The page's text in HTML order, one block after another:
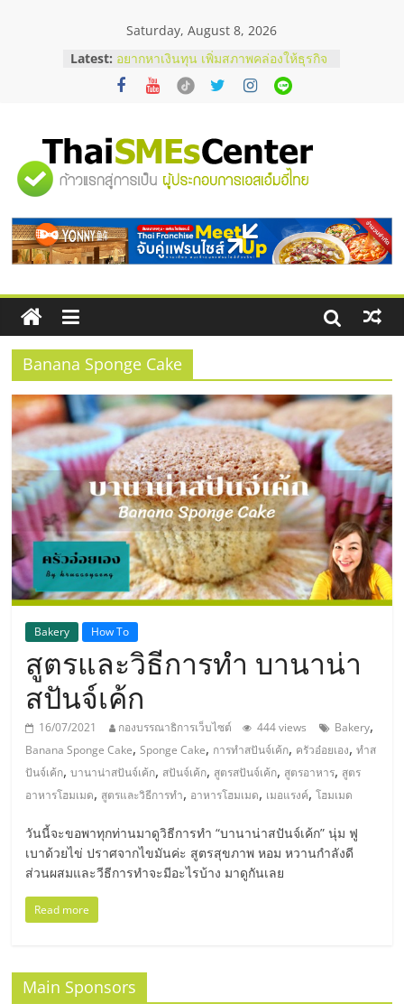
Saturday, August 8, 2026
Latest: อยากหาเงินทุน เพิ่มสภาพคล่องให้ธุรกิจ
เริ่มยังไงให้ผ่านฉลุย
สัมมนาออนไลน์ โอกาสบริหารสถานี
ThaiFranchise Meet Up จับคู่แฟรน
ไชส์ ครั้งที่ 8
ร้านเครื่องเสียงคุณภาพสูง พร้อม
บริษัท Cybersecurity ในไทยที่ไหนดี?
วิธีเลือกผู้ให้บริการให้คุ้มค่าและตอบ
โจทย์ธุรกิจ
"ศูนย์
รวม
ข้อมูล
ธุรกิจ
SME
แห่ง
ประเทศไทย,
ThaiSMEsCenter,
รวม
ธุรกิจ
เอ
ส
เอ็
มอี
ไทย,
SMEs,
แฟ
Banana Sponge Cake
Bakery How To
สูตรและวิธีการทำ บานาน่า
สปันจ์เค้ก
16/07/2021 กองบรรณาธิการเว็บไซต์ 444 views Bakery,
Banana Sponge Cake,Sponge Cake, การทำสปันจ์เค้ก, ครัวอ๋อยเอง,ทำส
ปันจ์เค้ก,บานาน่าสปันจ์เค้ก, สปันจ์เค้ก, สูตรสปันจ์เค้ก, สูตรอาหาร, สูตร
อาหารโฮมเมด, สูตรและวิธีการทำ, อาหารโฮมเมด, เมอแรงค์,โฮมเมด
วันนี้จะขอพาทุกท่านมาดูวิธีการทำ “บานาน่าสปันจ์เค้ก” นุ่ม ฟู
เบาด้วยไข่ ปราศจากไขมันค่ะ สูตรสุขภาพ หอม หวานกำลังดี
ส่วนผสมและวีธีการทำจะมีอะไรบ้าง มาดูกันเลย
Read more
Main Sponsors